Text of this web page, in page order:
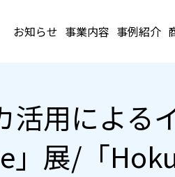
お知らせ 事業内容 事例紹介
用による
」展/「